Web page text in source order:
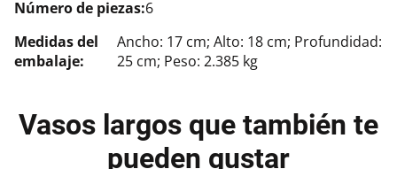
Número de piezas:6
Medidas del
embalaje:
Ancho: 17 cm; Alto: 18 cm; Profundidad:
25 cm; Peso: 2.385 kg
Vasos largos que también te
pueden gustar